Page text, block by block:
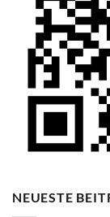
NEUESTE